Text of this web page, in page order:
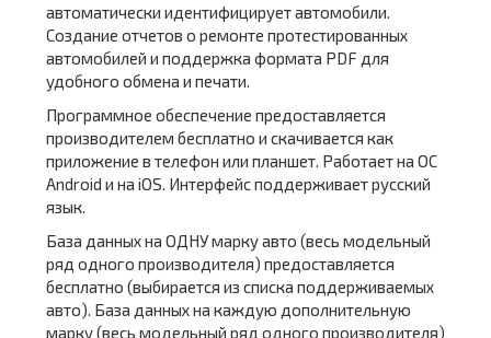
автоматически идентифицирует автомобили.
Создание отчетов о ремонте протестированных
автомобилей и поддержка формата PDF для
удобного обмена и печати.
Программное обеспечение предоставляется
производителем бесплатно и скачивается как
приложение в телефон или планшет. Работает на ОС
Android и на iOS. Интерфейс поддерживает русский
язык.
База данных на ОДНУ марку авто (весь модельный
ряд одного производителя) предоставляется
бесплатно (выбирается из списка поддерживаемых
авто). База данных на каждую дополнительную
марку (весь модельный ряд одного производителя)